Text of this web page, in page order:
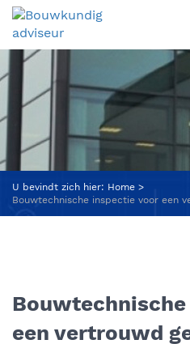
U bevindt zich hier: Home
Bouwtechnische inspectie voor een
een vertrouwd